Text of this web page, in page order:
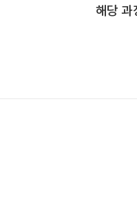
해당 과